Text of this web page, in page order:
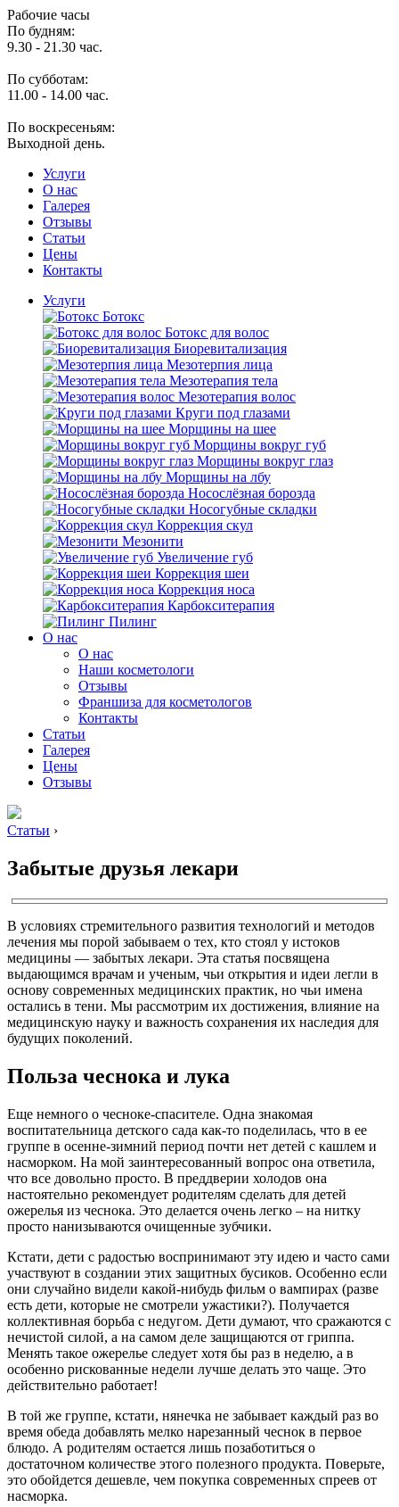
Рабочие часы
По будням:
9.30 - 21.30 час.
По субботам:
11.00 - 14.00 час.
По воскресеньям:
Выходной день.
Услуги
O нас
Галерея
Отзывы
Статьи
Цены
Контакты
Услуги
Ботокс
Ботокс для волос
Биоревитализация
Мезотерпия лица
Мезотерапия тела
Мезотерапия волос
Круги под глазами
Морщины на шее
Морщины вокруг губ
Морщины вокруг глаз
Морщины на лбу
Носослёзная борозда
Носогубные складки
Коррекция скул
Мезонити
Увеличение губ
Коррекция шеи
Коррекция носа
Карбокситерапия
Пилинг
O нас
O нас
Наши косметологи
Отзывы
Франшиза для косметологов
Контакты
Статьи
Галерея
Цены
Отзывы
Статьи ›
Забытые друзья лекари
В условиях стремительного развития технологий и методов
лечения мы порой забываем о тех, кто стоял у истоков
медицины — забытых лекари. Эта статья посвящена
выдающимся врачам и ученым, чьи открытия и идеи легли в
основу современных медицинских практик, но чьи имена
остались в тени. Мы рассмотрим их достижения, влияние на
медицинскую науку и важность сохранения их наследия для
будущих поколений.
Польза чеснока и лука
Еще немного о чесноке-спасителе. Одна знакомая
воспитательница детского сада как-то поделилась, что в ее
группе в осенне-зимний период почти нет детей с кашлем и
насморком. На мой заинтересованный вопрос она ответила,
что все довольно просто. В преддверии холодов она
настоятельно рекомендует родителям сделать для детей
ожерелья из чеснока. Это делается очень легко – на нитку
просто нанизываются очищенные зубчики.
Кстати, дети с радостью воспринимают эту идею и часто сами
участвуют в создании этих защитных бусиков. Особенно если
они случайно видели какой-нибудь фильм о вампирах (разве
есть дети, которые не смотрели ужастики?). Получается
коллективная борьба с недугом. Дети думают, что сражаются с
нечистой силой, а на самом деле защищаются от гриппа.
Менять такое ожерелье следует хотя бы раз в неделю, а в
особенно рискованные недели лучше делать это чаще. Это
действительно работает!
В той же группе, кстати, нянечка не забывает каждый раз во
время обеда добавлять мелко нарезанный чеснок в первое
блюдо. А родителям остается лишь позаботиться о
достаточном количестве этого полезного продукта. Поверьте,
это обойдется дешевле, чем покупка современных спреев от
насморка.